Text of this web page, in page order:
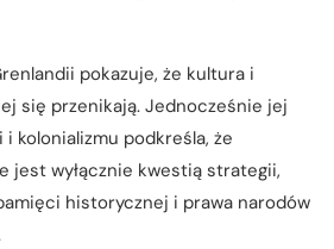
pokazuje, że kultura i
się przenikają. Jednocześnie jej
i kolonializmu podkreśla, że
jest wyłącznie kwestią strategii,
historycznej i prawa narodów